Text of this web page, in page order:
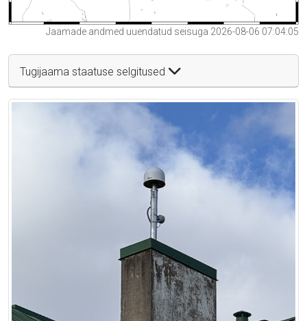
Jaamade andmed uuendatud seisuga 2026-08-06 07:04:05
Tugijaama staatuse selgitused